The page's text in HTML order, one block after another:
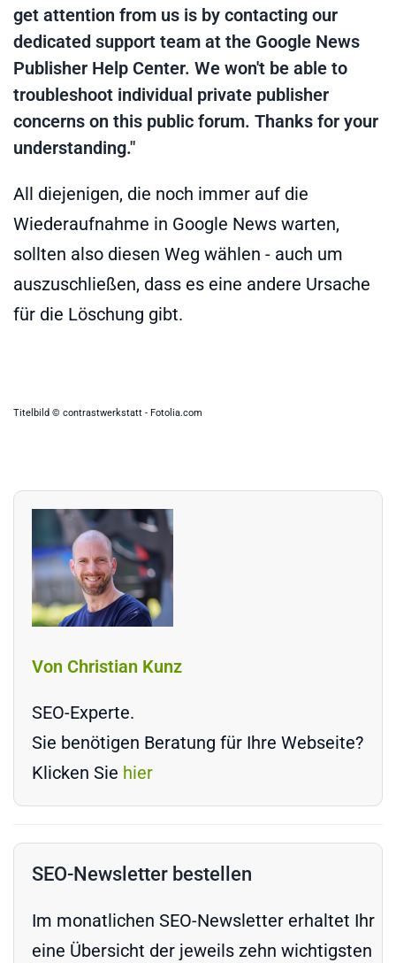
get attention from us is by contacting our
dedicated support team at the Google News
Publisher Help Center. We won't be able to
troubleshoot individual private publisher
concerns on this public forum. Thanks for your
understanding."
All diejenigen, die noch immer auf die
Wiederaufnahme in Google News warten,
sollten also diesen Weg wählen - auch um
auszuschließen, dass es eine andere Ursache
für die Löschung gibt.
Titelbild © contrastwerkstatt - Fotolia.com
Von Christian Kunz
SEO-Experte.
Sie benötigen Beratung für Ihre Webseite?
Klicken Sie hier
SEO-Newsletter bestellen
Im monatlichen SEO-Newsletter erhaltet Ihr
eine Übersicht der jeweils zehn wichtigsten